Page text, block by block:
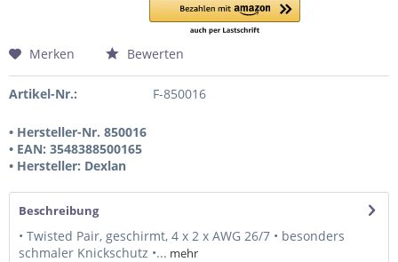
Merken Bewerten
Artikel-Nr.: F-850016
• Hersteller-Nr. 850016
• EAN: 3548388500165
• Hersteller: Dexlan
Beschreibung
• Twisted Pair, geschirmt, 4 x 2 x AWG 26/7 • besonders
schmaler Knickschutz •... mehr